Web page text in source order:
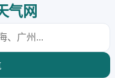
气网